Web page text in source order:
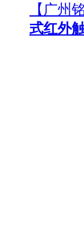
【广州
式红外